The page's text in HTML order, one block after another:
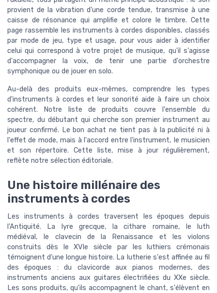
provient de la vibration d'une corde tendue, transmise à une
caisse de résonance qui amplifie et colore le timbre. Cette
page rassemble les instruments à cordes disponibles, classés
par mode de jeu, type et usage, pour vous aider à identifier
celui qui correspond à votre projet de musique, qu'il s'agisse
d'accompagner la voix, de tenir une partie d'orchestre
symphonique ou de jouer en solo.
Au-delà des produits eux-mêmes, comprendre les types
d'instruments à cordes et leur sonorité aide à faire un choix
cohérent. Notre liste de produits couvre l'ensemble du
spectre, du débutant qui cherche son premier instrument au
joueur confirmé. Le bon achat ne tient pas à la publicité ni à
l'effet de mode, mais à l'accord entre l'instrument, le musicien
et son répertoire. Cette liste, mise à jour régulièrement,
reflète notre sélection éditoriale.
Une histoire millénaire des
instruments à cordes
Les instruments à cordes traversent les époques depuis
l'Antiquité. La lyre grecque, la cithare romaine, le luth
médiéval, le clavecin de la Renaissance et les violons
construits dès le XVIe siècle par les luthiers crémonais
témoignent d'une longue histoire. La lutherie s'est affinée au fil
des époques : du clavicorde aux pianos modernes, des
instruments anciens aux guitares électrifiées du XXe siècle.
Les sons produits, qu'ils accompagnent le chant, s'élèvent en